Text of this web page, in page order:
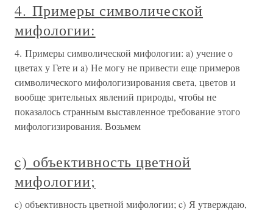
4. Примеры символической
мифологии:
4. Примеры символической мифологии: a) учение о
цветах у Гете и a) Не могу не привести еще примеров
символического мифологизирования света, цветов и
вообще зрительных явлений природы, чтобы не
показалось странным выставленное требование этого
мифологизирования. Возьмем
c) объективность цветной
мифологии;
c) объективность цветной мифологии; c) Я утверждаю,